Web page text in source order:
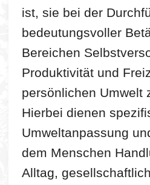
ist, sie bei der
bedeutungsvoller
Bereichen
Produktivität und
persönlichen Umwelt
Hierbei dienen
Umweltanpassung
dem Menschen
Alltag,